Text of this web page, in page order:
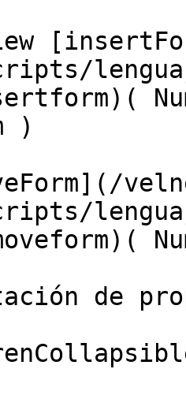
)
de